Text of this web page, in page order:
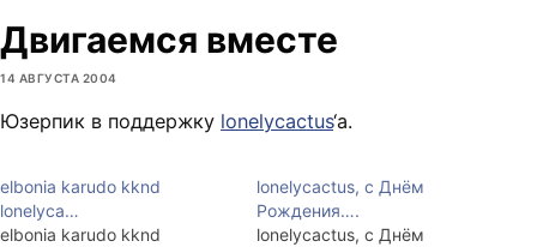
Двигаемся вместе
14 АВГУСТА 2004
Юзерпик в поддержку lonelycactus‘а.
elbonia karudo kknd
lonelyca…
elbonia karudo kknd
lonelycactus, с Днём
Рождения….
lonelycactus, с Днём